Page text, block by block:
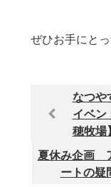
ぜひお手にと
なつや
イベン
穂牧場】
夏休み企画
ートの疑